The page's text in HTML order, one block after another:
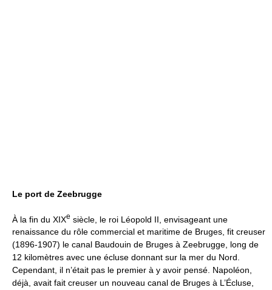
Le port de Zeebrugge
À la fin du XIXe siècle, le roi Léopold II, envisageant une
renaissance du rôle commercial et maritime de Bruges, fit creuser
(1896-1907) le canal Baudouin de Bruges à Zeebrugge, long de
12 kilomètres avec une écluse donnant sur la mer du Nord.
Cependant, il n’était pas le premier à y avoir pensé. Napoléon,
déjà, avait fait creuser un nouveau canal de Bruges à L’Écluse,